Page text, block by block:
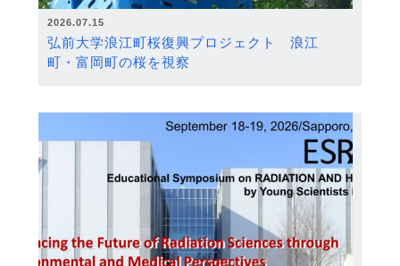
2026.07.15
弘前大学浪江町桜復興プロジェクト 浪江
町・富岡町の桜を視察